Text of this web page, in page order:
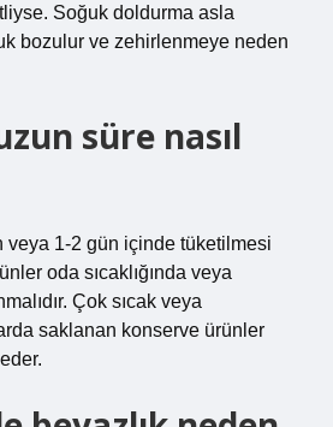
Soğuk doldurma asla
bozulur ve zehirlenmeye neden
süre nasıl
veya 1-2 gün içinde tüketilmesi
oda sıcaklığında veya
Çok sıcak veya
saklanan konserve ürünler